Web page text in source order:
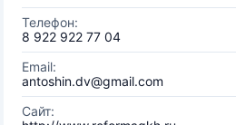
Телефон:
8 922 922 77 04
Email:
antoshin.dv@gmail.com
Сайт: